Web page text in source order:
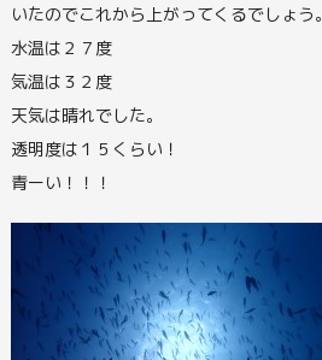
いたのでこれから上がってくるでしょう。
水温は２７度
気温は３２度
天気は晴れでした。
透明度は１５くらい！
青ーい！！！